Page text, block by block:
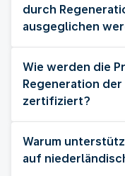
durch
ausgeglichen
Wie werden die
Regeneration der
zertifiziert?
Warum
auf